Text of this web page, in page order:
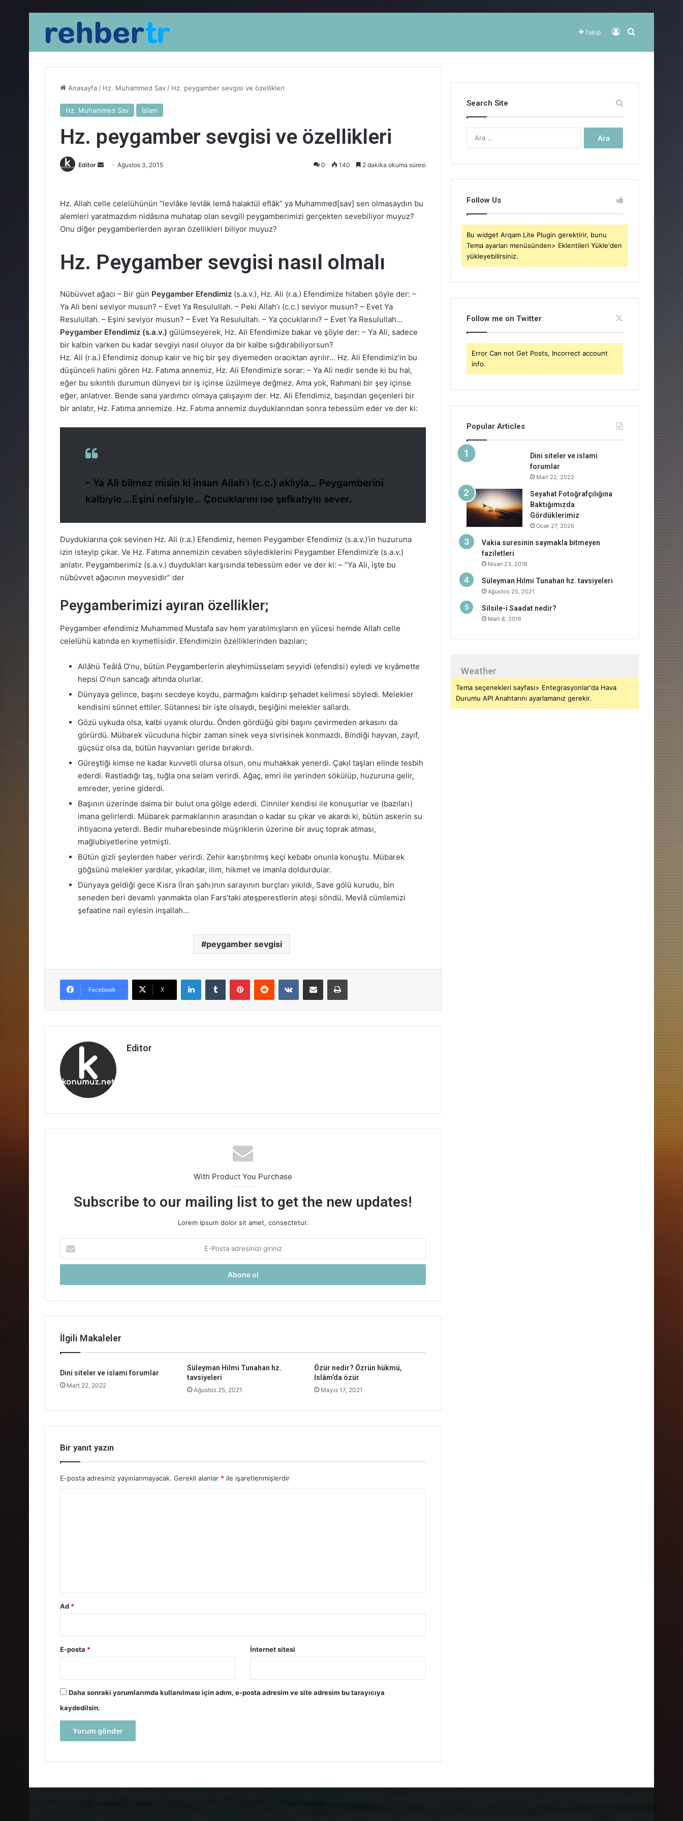
Takip Kayıt OlArama yap
Anasayfa / Hz. Muhammed Sav / Hz. peygamber sevgisi ve özellikleri
Hz. Muhammed Sav İslam
Hz. peygamber sevgisi ve özellikleri
Editor
Bir
göndermek
Ağustos 3, 2015 0 140 2 dakika okuma süresi
Hz. Allah celle celelühünün “levlâke levlâk lemâ halaktül eflâk” ya Muhammed[sav] sen olmasaydın bu
alemleri yaratmazdım nidâsına muhatap olan sevgili peygamberimizi gerçekten sevebiliyor muyuz?
Onu diğer peygamberlerden ayıran özellikleri biliyor muyuz?
Hz. Peygamber sevgisi nasıl olmalı
Nübüvvet ağacı – Bir gün Peygamber Efendimiz (s.a.v.), Hz. Ali (r.a.) Efendimize hitaben şöyle der: –
Ya Ali beni seviyor musun? – Evet Ya Resulullah. – Peki Allah’ı (c.c.) seviyor musun? – Evet Ya
Resulullah. – Eşini seviyor musun? – Evet Ya Resulullah. – Ya çocuklarını? – Evet Ya Resulullah…
Peygamber Efendimiz (s.a.v.) gülümseyerek, Hz. Ali Efendimize bakar ve şöyle der: – Ya Ali, sadece
bir kalbin varken bu kadar sevgiyi nasıl oluyor da bir kalbe sığdırabiliyorsun?
Hz. Ali (r.a.) Efendimiz donup kalır ve hiç bir şey diyemeden oracıktan ayrılır… Hz. Ali Efendimiz’in bu
düşünceli halini gören Hz. Fatıma annemiz, Hz. Ali Efendimiz’e sorar: – Ya Ali nedir sende ki bu hal,
eğer bu sıkıntılı durumun dünyevi bir iş içinse üzülmeye değmez. Ama yok, Rahmani bir şey içinse
eğer, anlatıver. Bende sana yardımcı olmaya çalışayım der. Hz. Ali Efendimiz, başından geçenleri bir
bir anlatır, Hz. Fatıma annemize. Hz. Fatıma annemiz duyduklarından sonra tebessüm eder ve der ki:
– Ya Ali bilmez misin ki insan Allah’ı (c.c.) aklıyla… Peygamberini
kalbiyle….Eşini nefsiyle… Çocuklarını ise şefkatiyle sever.
Duyduklarına çok sevinen Hz. Ali (r.a.) Efendimiz, hemen Peygamber Efendimiz (s.a.v.)’in huzuruna
izin isteyip çıkar. Ve Hz. Fatıma annemizin cevaben söylediklerini Peygamber Efendimiz’e (s.a.v.)
anlatır. Peygamberimiz (s.a.v.) duydukları karşısında tebessüm eder ve der ki: – “Ya Ali, işte bu
nübüvvet ağacının meyvesidir” der
Peygamberimizi ayıran özellikler;
Peygamber efendimiz Muhammed Mustafa sav hem yaratılmışların en yücesi hemde Allah celle
celelühü katında en kıymetlisidir. Efendimizin özelliklerinden bazıları;
Allâhü Teâlâ O’nu, bütün Peygamberlerin aleyhimüsselam seyyidi (efendisi) eyledi ve kıyâmette
hepsi O’nun sancağı altında olurlar.
Dünyaya gelince, başını secdeye koydu, parmağını kaldırıp şehadet kelimesi söyledi. Melekler
kendisini sünnet ettiler. Sütannesi bir işte olsaydı, beşiğini melekler sallardı.
Gözü uykuda olsa, kalbi uyanık olurdu. Önden gördüğü gibi başını çevirmeden arkasını da
görürdü. Mübarek vücuduna hiçbir zaman sinek veya sivrisinek konmazdı. Bindiği hayvan, zayıf,
güçsüz olsa da, bütün hayvanları geride bırakırdı.
Güreştiği kimse ne kadar kuvvetli olursa olsun, onu muhakkak yenerdi. Çakıl taşları elinde tesbih
ederdi. Rastladığı taş, tuğla ona selam verirdi. Ağaç, emri ile yerinden sökülüp, huzuruna gelir,
emreder, yerine giderdi.
Başının üzerinde daima bir bulut ona gölge ederdi. Cinniler kendisi ile konuşurlar ve (bazıları)
imana gelirlerdi. Mübarek parmaklarının arasından o kadar su çıkar ve akardı ki, bütün askerin su
ihtiyacına yeterdi. Bedir muharebesinde müşriklerin üzerine bir avuç toprak atması,
mağlubiyetlerine yetmişti.
Bütün gizli şeylerden haber verirdi. Zehir karıştırılmış keçi kebabı onunla konuştu. Mübarek
göğsünü melekler yardılar, yıkadılar, ilim, hikmet ve imanla doldurdular.
Dünyaya geldiği gece Kisra (İran şahı)nın sarayının burçları yıkıldı, Save gölü kurudu, bin
seneden beri devamlı yanmakta olan Fars’taki ateşperestlerin ateşi söndü. Mevlâ cümlemizi
şefaatine nail eylesin inşallah…
peygamber sevgisi
Facebook X
LinkedInTumblr PinterestReddit VKontakteE-Posta ile paylaş Yazdır
Editor
With Product You Purchase
Subscribe to our mailing list to get the new updates!
Lorem ipsum dolor sit amet, consectetur.
Posta
adresinizi
İlgili Makaleler
Dini siteler ve islami forumlar
Mart 22, 2022
Süleyman Hilmi Tunahan hz.
tavsiyeleri
Ağustos 25, 2021
Özür nedir? Özrün hükmü,
İslâm’da özür
Mayıs 17, 2021
Bir yanıt yazın
E-posta adresiniz yayınlanmayacak. Gerekli alanlar * ile işaretlenmişlerdir
Ad *
E-posta * İnternet sitesi
Daha sonraki yorumlarımda kullanılması için adım, e-posta adresim ve site adresim bu tarayıcıya
kaydedilsin.
Search Site
Follow Us
Bu widget Arqam Lite Plugin gerektirir, bunu
Tema ayarları menüsünden> Eklentileri Yükle'den
yükleyebilirsiniz.
Follow me on Twitter
Error Can not Get Posts, Incorrect account
info.
Popular Articles
Dini siteler ve islami
forumlar
Mart 22, 2022
Seyahat Fotoğrafçılığına
Baktığımızda
Gördüklerimiz
Ocak 27, 2026
Vakia suresinin saymakla bitmeyen
faziletleri
Nisan 23, 2016
Süleyman Hilmi Tunahan hz. tavsiyeleri
Ağustos 25, 2021
Silsile-i Saadat nedir?
Mart 8, 2016
Weather
Tema seçenekleri sayfası> Entegrasyonlar'da Hava
Durumu API Anahtarını ayarlamanız gerekir.